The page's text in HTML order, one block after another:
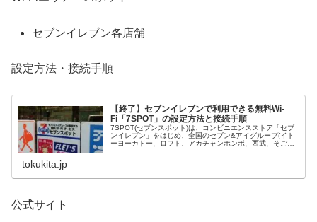
セブンイレブン各店舗
設定方法・接続手順
【終了】セブンイレブンで利用できる無料Wi-
Fi「7SPOT」の設定方法と接続手順
7SPOT(セブンスポット)は、コンビニエンスストア「セブ
ンイレブン」をはじめ、全国のセブン&アイグループ(イト
ーヨーカドー、ロフト、アカチャンホンポ、西武、そご
tokukita.jp
公式サイト